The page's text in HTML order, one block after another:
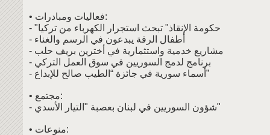
• فعاليات ومبادرات:
- "حكومة الإنقاذ" تبحث استجرار الكهرباء من تركيا
- أطفال الرقة يبدعون في الرسم والغناء
- مشاريع خدمية واستثمارية في أخترين بريف حلب
- برنامج لدمج السوريين في سوق العمل التركي
- أسماء سورية في جائزة “الطيب صالح للإبداع”
• مجتمع:
- شؤون السوريين في لبنان بعصبة "التيار الأسدي"
• منوعات: